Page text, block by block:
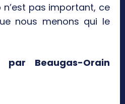
n’est pas important, ce
nous menons qui le
par Beaugas-Orain